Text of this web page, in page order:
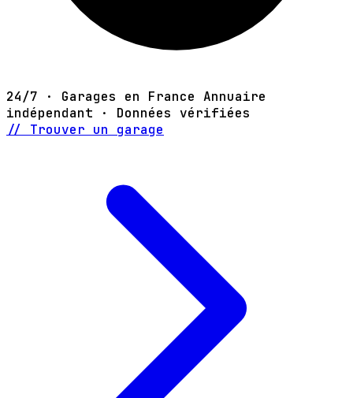
24/7 · Garages en France Annuaire
indépendant · Données vérifiées
// Trouver un garage